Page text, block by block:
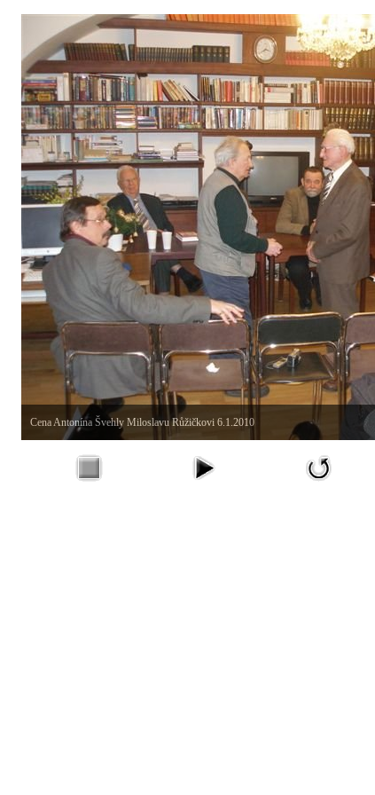
Cena Antonína Švehly Miloslavu Růžičkovi 6.1.2010